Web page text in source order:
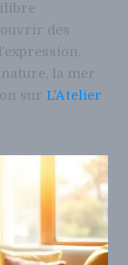
des
la mer
surL’Atelier